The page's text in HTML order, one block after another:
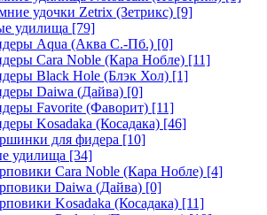
удочки Zetrix (Зетрикс) [9]
удилища [79]
Aqua (Аква С.-Пб.) [0]
Cara Noble (Кара Нобле) [11]
Black Hole (Блэк Хол) [1]
Daiwa (Дайва) [0]
Favorite (Фаворит) [11]
Kosadaka (Косадака) [46]
для фидера [10]
удилища [34]
Cara Noble (Кара Нобле) [4]
Daiwa (Дайва) [0]
Kosadaka (Косадака) [11]